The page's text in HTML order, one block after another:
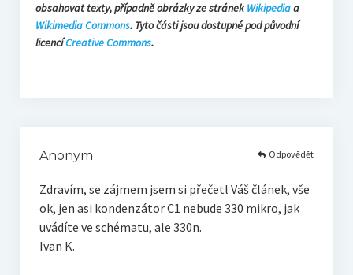
obsahovat texty, případně obrázky ze stránekWikipediaa
Wikimedia Commons. Tyto části jsou dostupné pod původní
licencíCreative Commons.
Anonym
Zdravím, se zájmem jsem si přečetl Váš článek, vše
ok, jen asi kondenzátor C1 nebude 330 mikro, jak
uvádíte ve schématu, ale 330n.
Ivan K.
Odpovědět